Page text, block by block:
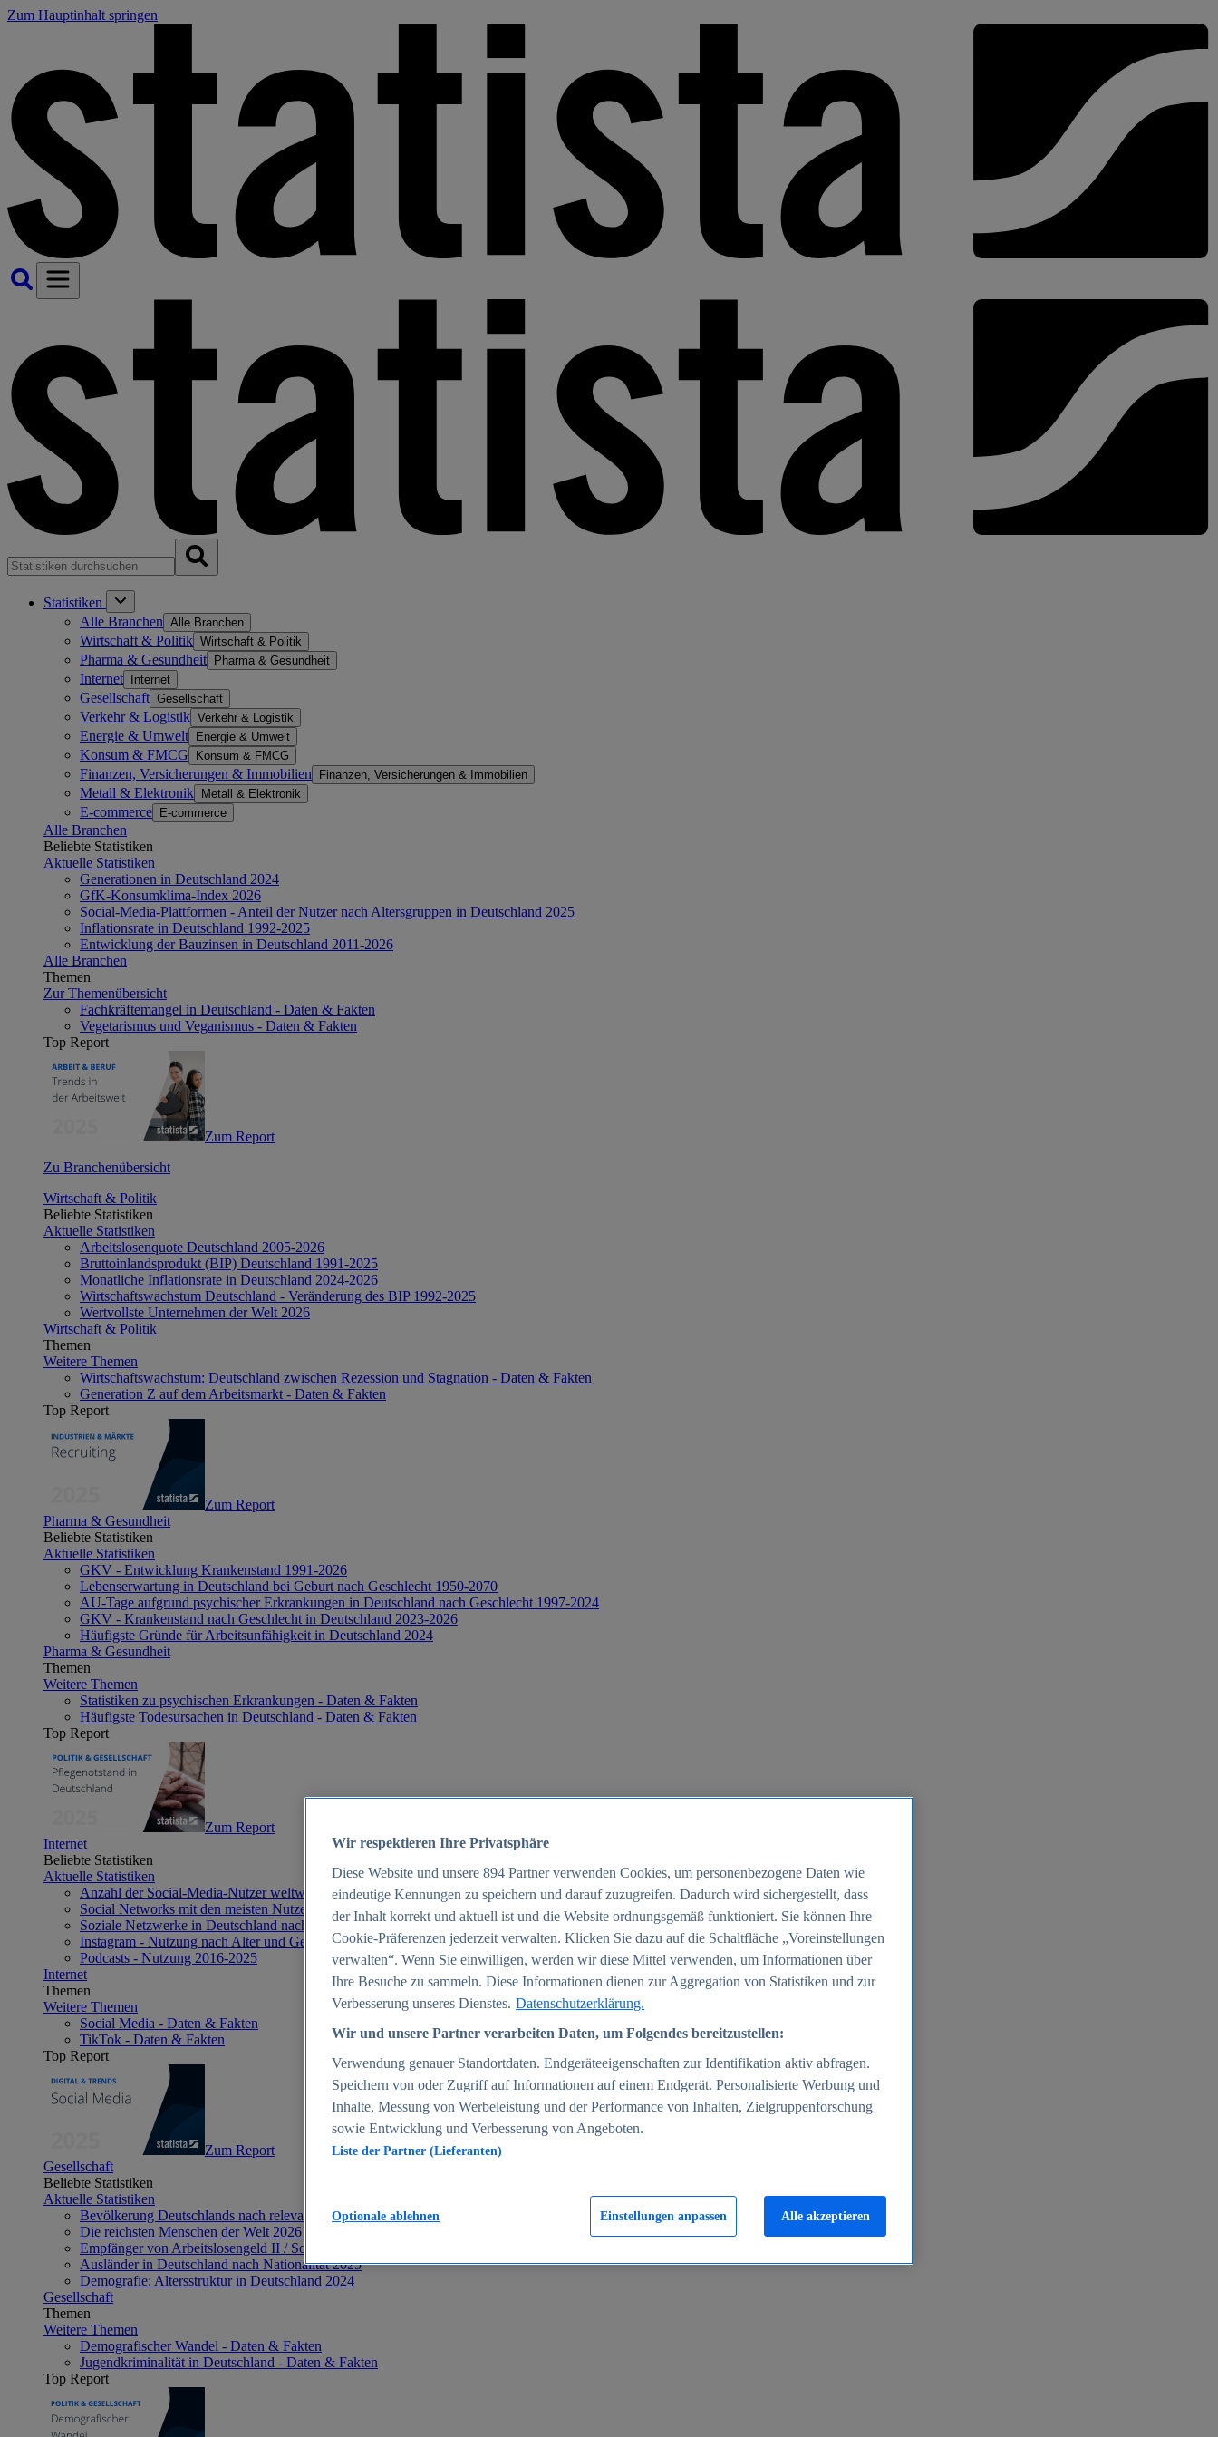
Zum Hauptinhalt springen
Statistiken
Alle Branchen Alle Branchen
Wirtschaft & Politik Wirtschaft & Politik
Pharma & Gesundheit Pharma & Gesundheit
Internet Internet
Gesellschaft Gesellschaft
Verkehr & Logistik Verkehr & Logistik
Energie & Umwelt Energie & Umwelt
Konsum & FMCG Konsum & FMCG
Finanzen, Versicherungen & Immobilien Finanzen, Versicherungen & Immobilien
Metall & Elektronik Metall & Elektronik
E-commerce E-commerce
Alle Branchen
Beliebte Statistiken
Aktuelle Statistiken
Generationen in Deutschland 2024
GfK-Konsumklima-Index 2026
Social-Media-Plattformen - Anteil der Nutzer nach Altersgruppen in Deutschland 2025
Inflationsrate in Deutschland 1992-2025
Entwicklung der Bauzinsen in Deutschland 2011-2026
Alle Branchen
Themen
Zur Themenübersicht
Fachkräftemangel in Deutschland - Daten & Fakten
Vegetarismus und Veganismus - Daten & Fakten
Top Report
Zum Report
Zu Branchenübersicht
Wirtschaft & Politik
Beliebte Statistiken
Aktuelle Statistiken
Arbeitslosenquote Deutschland 2005-2026
Bruttoinlandsprodukt (BIP) Deutschland 1991-2025
Monatliche Inflationsrate in Deutschland 2024-2026
Wirtschaftswachstum Deutschland - Veränderung des BIP 1992-2025
Wertvollste Unternehmen der Welt 2026
Wirtschaft & Politik
Themen
Weitere Themen
Wirtschaftswachstum: Deutschland zwischen Rezession und Stagnation - Daten & Fakten
Generation Z auf dem Arbeitsmarkt - Daten & Fakten
Top Report
Zum Report
Pharma & Gesundheit
Beliebte Statistiken
Aktuelle Statistiken
GKV - Entwicklung Krankenstand 1991-2026
Lebenserwartung in Deutschland bei Geburt nach Geschlecht 1950-2070
AU-Tage aufgrund psychischer Erkrankungen in Deutschland nach Geschlecht 1997-2024
GKV - Krankenstand nach Geschlecht in Deutschland 2023-2026
Häufigste Gründe für Arbeitsunfähigkeit in Deutschland 2024
Pharma & Gesundheit
Themen
Weitere Themen
Statistiken zu psychischen Erkrankungen - Daten & Fakten
Häufigste Todesursachen in Deutschland - Daten & Fakten
Top Report
Zum Report
Internet
Beliebte Statistiken
Aktuelle Statistiken
Anzahl der Social-Media-Nutzer weltweit 2012-2025
Social Networks mit den meisten Nutzern weltweit 2025
Soziale Netzwerke in Deutschland nach Generationen 2025
Instagram - Nutzung nach Alter und Geschlecht in Deutschland 2025
Podcasts - Nutzung 2016-2025
Internet
Themen
Weitere Themen
Social Media - Daten & Fakten
TikTok - Daten & Fakten
Top Report
Zum Report
Gesellschaft
Beliebte Statistiken
Aktuelle Statistiken
Bevölkerung Deutschlands nach relevanten Altersgruppen 2024
Die reichsten Menschen der Welt 2026
Empfänger von Arbeitslosengeld II / Sozialgeld / Bürgergeld in Deutschland 2005-2025
Ausländer in Deutschland nach Nationalität 2025
Demografie: Altersstruktur in Deutschland 2024
Gesellschaft
Themen
Weitere Themen
Demografischer Wandel - Daten & Fakten
Jugendkriminalität in Deutschland - Daten & Fakten
Top Report
Wir respektieren Ihre Privatsphäre
Diese Website und unsere 894 Partner verwenden Cookies, um personenbezogene Daten wie
eindeutige Kennungen zu speichern und darauf zuzugreifen. Dadurch wird sichergestellt, dass
der Inhalt korrekt und aktuell ist und die Website ordnungsgemäß funktioniert. Sie können Ihre
Cookie-Präferenzen jederzeit verwalten. Klicken Sie dazu auf die Schaltfläche „Voreinstellungen
verwalten“. Wenn Sie einwilligen, werden wir diese Mittel verwenden, um Informationen über
Ihre Besuche zu sammeln. Diese Informationen dienen zur Aggregation von Statistiken und zur
Verbesserung unseres Dienstes. Datenschutzerklärung.
Wir und unsere Partner verarbeiten Daten, um Folgendes bereitzustellen:
Verwendung genauer Standortdaten. Endgeräteeigenschaften zur Identifikation aktiv abfragen.
Speichern von oder Zugriff auf Informationen auf einem Endgerät. Personalisierte Werbung und
Inhalte, Messung von Werbeleistung und der Performance von Inhalten, Zielgruppenforschung
sowie Entwicklung und Verbesserung von Angeboten.
Liste der Partner (Lieferanten)
Einstellungen anpassen
Optionale ablehnen Alle akzeptieren